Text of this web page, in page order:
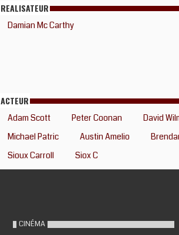
REALISATEUR
Damian Mc Carthy
ACTEUR
Adam Scott Peter Coonan
David
Michael Patric
Austin Amelio
Sioux Carroll
Siox C
CINÉMA